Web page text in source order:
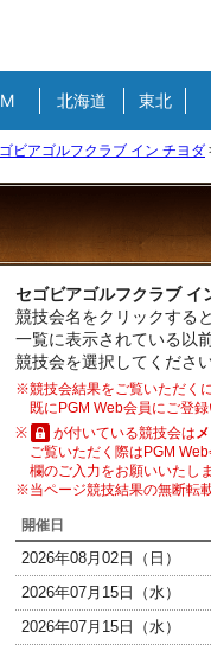
北海道 東北
ビアゴルフクラブ イン チヨダ
セゴビアゴルフクラブ イ
競技会名をクリックする
一覧に表示されている以
競技会を選択してください
※競技会結果をご覧いただく
既にPGM Web会員にご登
※
が付いている競技会は
ご覧いただく際はPGM
欄のご入力をお願いいたしま
※当ページ競技結果の無断転
開催日
2026年08月02日（日）
2026年07月15日（水）
2026年07月15日（水）